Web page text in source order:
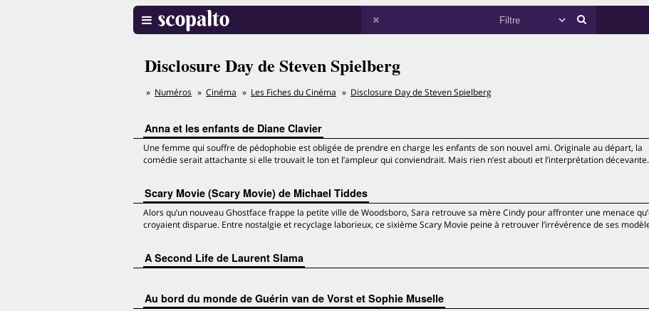
Disclosure Day de Steven Spielberg
Numéros Cinéma Les Fiches du Cinéma Disclosure Day de Steven Spielberg
Anna et les enfants de Diane Clavier
Une femme qui souffre de pédophobie est obligée de prendre en charge les enfants de son nouvel ami. Originale au départ, la
comédie serait attachante si elle trouvait le ton et l’ampleur qui conviendrait. Mais rien n’est abouti et l’interprétation décevante.
Scary Movie (Scary Movie) de Michael Tiddes
Alors qu’un nouveau Ghostface frappe la petite ville de Woodsboro, Sara retrouve sa mère Cindy pour affronter une menace
croyaient disparue. Entre nostalgie et recyclage laborieux, ce sixième Scary Movie peine à retrouver l’irrévérence de ses
A Second Life de Laurent Slama
Au bord du monde de Guérin van de Vorst et Sophie Muselle